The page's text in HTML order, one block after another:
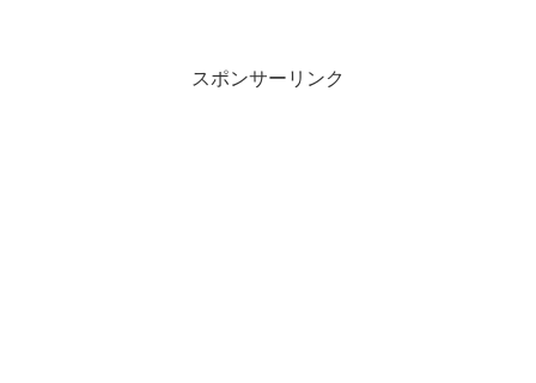
スポンサーリンク